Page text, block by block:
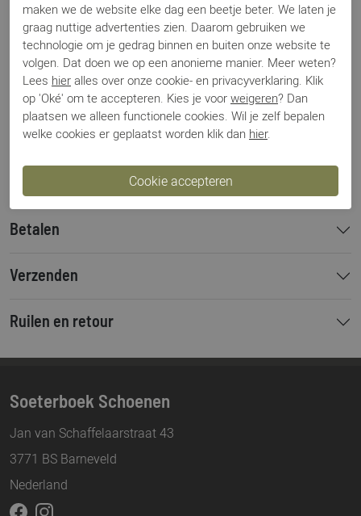
Merk
DWRS Label
Artikelnummer
Evia glitter
Los voetbed
Nee
Categorie
Slingback
Kleur
Bruin
Materiaal
Leer
Hakhoogte
4 cm
Betalen
Verzenden
Ruilen en retour
Soeterboek Schoenen
Jan van Schaffelaarstraat 43
3771 BS Barneveld
Nederland
maken we de website elke dag een beetje beter. We laten je
graag nuttige advertenties zien. Daarom gebruiken we
technologie om je gedrag binnen en buiten onze website te
volgen. Dat doen we op een anonieme manier. Meer weten?
Lees hier alles over onze cookie- en privacyverklaring. Klik
op 'Oké' om te accepteren. Kies je voor weigeren? Dan
plaatsen we alleen functionele cookies. Wil je zelf bepalen
welke cookies er geplaatst worden klik dan hier.